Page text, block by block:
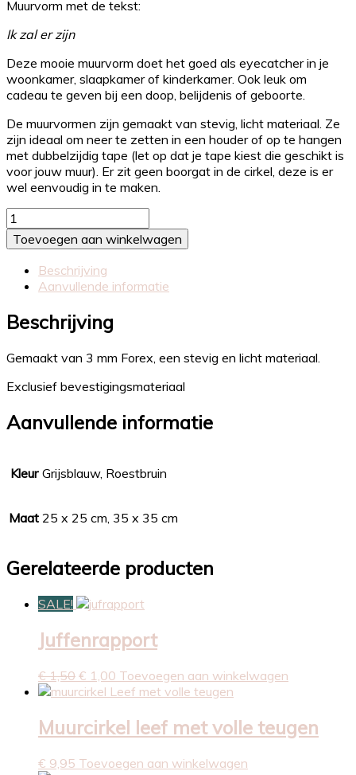
Muurvorm met de tekst:
Ik zal er zijn
Deze mooie muurvorm doet het goed als eyecatcher in je
woonkamer, slaapkamer of kinderkamer. Ook leuk om
cadeau te geven bij een doop, belijdenis of geboorte.
De muurvormen zijn gemaakt van stevig, licht materiaal. Ze
zijn ideaal om neer te zetten in een houder of op te hangen
met dubbelzijdig tape (let op dat je tape kiest die geschikt is
voor jouw muur). Er zit geen boorgat in de cirkel, deze is er
wel eenvoudig in te maken.
Muurvorm
Ik
zal
zijn
aantal
Toevoegen aan winkelwagen
Beschrijving
Aanvullende informatie
Beschrijving
Gemaakt van 3 mm Forex, een stevig en licht materiaal.
Exclusief bevestigingsmateriaal
Aanvullende informatie
Kleur Grijsblauw, Roestbruin
Maat 25 x 25 cm, 35 x 35 cm
Gerelateerde producten
SALE!
Juffenrapport
€1,50 Oorspronkelijke
prijs
€ 1,50.
€ 1,00 Huidige
prijs
€ 1,00.
Toevoegen aan winkelwagen
Muurcirkel leef met volle teugen
€ 9,95 Toevoegen aan winkelwagen